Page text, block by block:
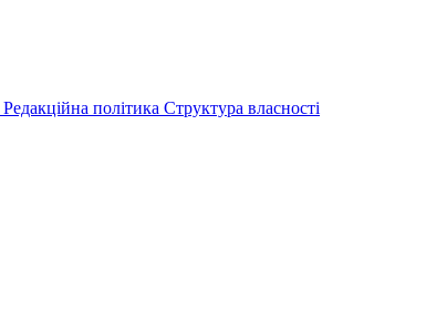
Редакційна політика Структура власності